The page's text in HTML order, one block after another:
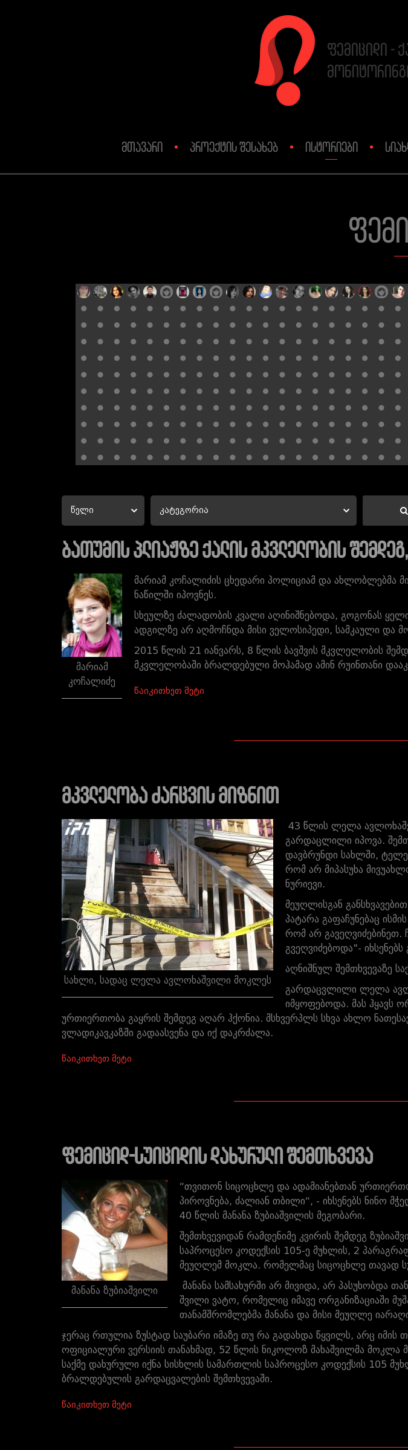
ფემიციდი -
მთავარი პროექტის შესახებ ისტორიები
წელი კატეგორია
ბათუმის პლიაჟზე ქალის მკვლელობის
მარიამ
კოჩალიძე
მარიამ კოჩალიძის ცხედარი პოლიციამ და ახლობლებმა
ნაწილში იპოვნეს.
სხეულზე ძალადობის კვალი აღინიშნებოდა, გოგონას
ადგილზე არ აღმოჩნდა მისი ველოსიპედი, სამკაული და
2015 წლის 21 იანვარს, 8 წლის ბავშვის მკვლელობის
მკვლელობაში ბრალდებული მოჰამად ამინ რუინთანი
წაიკითხეთ მეტი
მკვლელობა ძარცვის მიზნით
სახლი, სადაც ლელა ავლოხაშვილი მოკლეს
43 წლის ლელა
გარდაცლილი იპოვა.
დავბრუნდი სახლში,
რომ არ მიპასუხა
ნურიევი.
მეუღლისგან
პატარა გაფაჩუნებაც
რომ არ გავეღვიძებინეთ.
გვეღვიძებოდა"-
აღნიშნულ შემთხვევაზე
გარდაცვლილი ლელა
იმყოფებოდა. მას ჰყავს
ურთიერთობა გაყრის შემდეგ აღარ ჰქონია. მსხვერპლს სხვა ახლო
ვლადიკავკაზში გადაასვენა და იქ დაკრძალა.
წაიკითხეთ მეტი
ფემიციდ-სუიციდის დახურული შემთხვევა
მანანა ზუბიაშვილი
“თვითონ სიცოცხლე და ადამიანებთან
პიროვნება, ძალიან თბილი“, - იხსენებს ნინო
40 წლის მანანა ზუბიაშვილის მეგობარი.
შემთხვევიდან რამდენიმე კვირის შემდეგ
საპროცესო კოდექსის 105-ე მუხლის, 2
მეუღლემ მოკლა. რომელმაც სიცოცხლე თავად
მანანა სამსახურში არ მივიდა, არ პასუხობდა
შვილი ვატო, რომელიც იმავე ორგანიზაციაში
თანამშრომლებმა მანანა და მისი მეუღლე
ჯერაც რთულია ზუსტად საუბარი იმაზე თუ რა გადახდა წყვილს, არც
ოფიციალური ვერსიის თანახმად, 52 წლის ნიკოლოზ მახაშვილმა მოკლა
საქმე დახურული იქნა სისხლის სამართლის საპროცესო კოდექსის 105
ბრალდებულის გარდაცვალების შემთხვევაში.
წაიკითხეთ მეტი